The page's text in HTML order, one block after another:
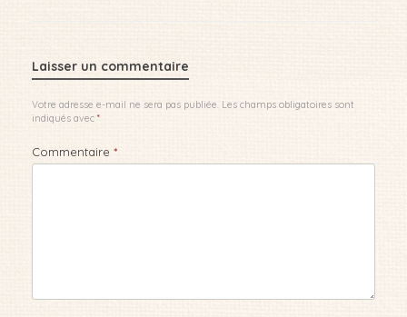
Laisser un commentaire
Votre adresse e-mail ne sera pas publiée. Les champs obligatoires sont
indiqués avec *
Commentaire *